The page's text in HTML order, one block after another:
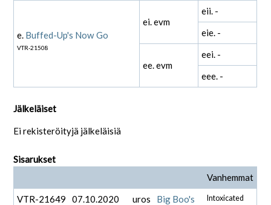
e. Buffed-Up's Now Go
VTR-21508
ei. evm
eii. -
eie. -
ee. evm
eei. -
eee. -
Jälkeläiset
Ei rekisteröityjä jälkeläisiä
Sisarukset
Vanhemmat
VTR-21649
07.10.2020 uros
Big Boo's
Intoxicated